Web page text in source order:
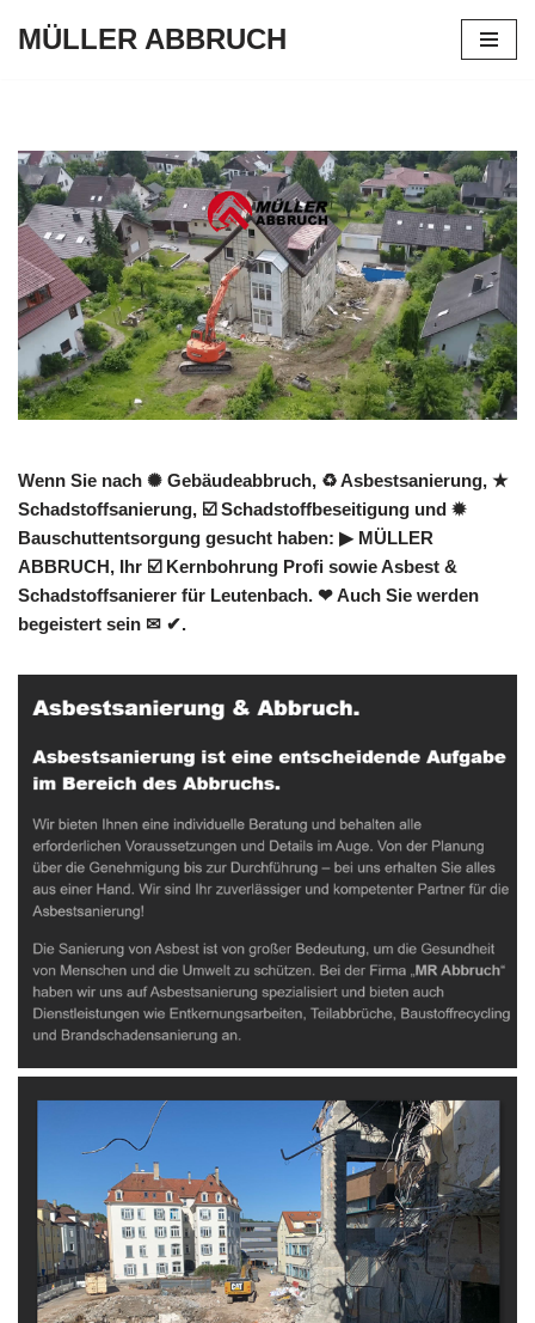
MÜLLER ABBRUCH
Wenn Sie nach ✺ Gebäudeabbruch, ♻ Asbestsanierung, ★
Schadstoffsanierung, ☑️ Schadstoffbeseitigung und ✹
Bauschuttentsorgung gesucht haben: ▶︎ MÜLLER
ABBRUCH, Ihr ☑️ Kernbohrung Profi sowie Asbest &
Schadstoffsanierer für Leutenbach. ❤ Auch Sie werden
begeistert sein ✉ ✔.